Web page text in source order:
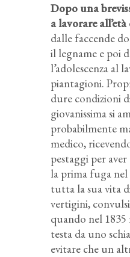
Dopo una
a lavorare
dalle faccende
il legname e poi
l’adolescenza al
piantagioni.
dure condizioni
giovanissima si
probabilmente
medico,
pestaggi per
la prima fuga
tutta la sua vita
vertigini,
quando nel
testa da uno
evitare che un